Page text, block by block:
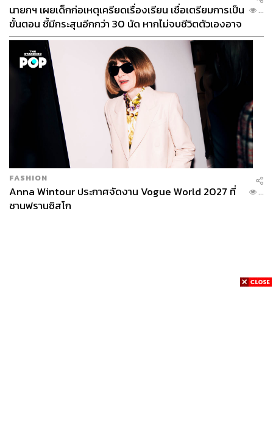
นายกฯ เผยเด็กก่อเหตุเครียดเรื่องเรียน เชื่อเตรียมการเป็น
ขั้นตอน ชี้มีกระสุนอีกกว่า 30 นัด หากไม่จบชีวิตตัวเองอาจ
สูญเสียเพิ่ม
...
FASHION
Anna Wintour ประกาศจัดงาน Vogue World 2027 ที่
ซานฟรานซิสโก
...